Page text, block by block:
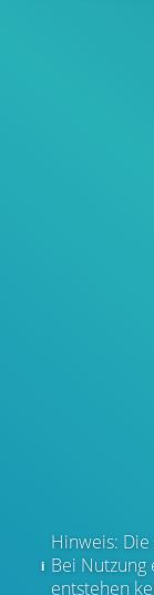
es kein Unfall,
Hinweis:
Bei Nutzung
entstehen